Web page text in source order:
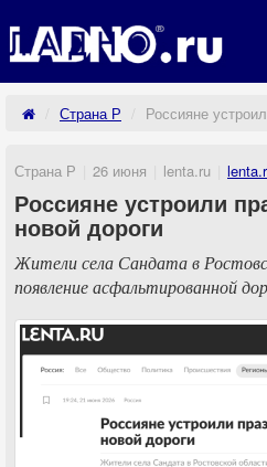
Страна Р Россияне
Страна Р 26 июня lenta.ru
Россияне устроили
новой дороги
Жители села Сандата в
появление асфальтированной